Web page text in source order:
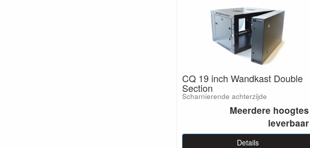
CQ 19 inch Wandkast Double
Section
Scharnierende achterzijde
Meerdere hoogtes
leverbaar
Details